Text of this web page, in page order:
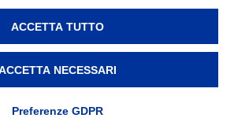
43125 Parma – Cod. Fisc./P.IVA/Reg.
– REA 214962 – Capitale
i.v. –Privacy policy–Modifica
preferenze Cookie
ACCETTA TUTTO
NECESSARI
Preferenze GDPR